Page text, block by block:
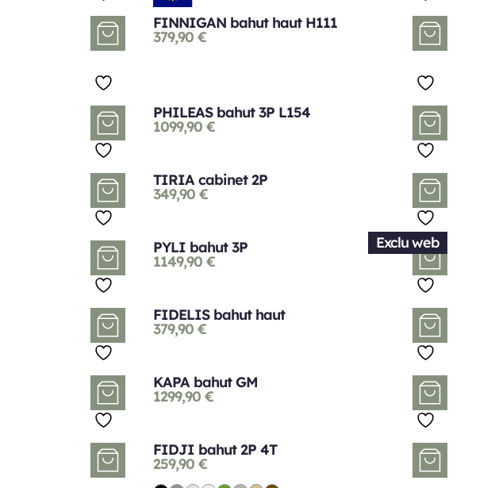
FINNIGAN bahut haut H111
379,90 €
PHILEAS bahut 3P L154
1099,90 €
TIRIA cabinet 2P
349,90 €
Exclu web
PYLI bahut 3P
1149,90 €
FIDELIS bahut haut
379,90 €
KAPA bahut GM
1299,90 €
FIDJI bahut 2P 4T
259,90 €